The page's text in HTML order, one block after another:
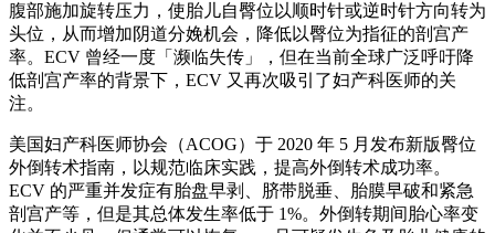
腹部施加旋转压力，使胎儿自臀位以顺时针或逆时针方向转为
头位，从而增加阴道分娩机会，降低以臀位为指征的剖宫产
率。ECV 曾经一度「濒临失传」，但在当前全球广泛呼吁降
低剖宫产率的背景下，ECV 又再次吸引了妇产科医师的关
注。
美国妇产科医师协会（ACOG）于 2020 年 5 月发布新版臀位
外倒转术指南，以规范临床实践，提高外倒转术成功率。
ECV 的严重并发症有胎盘早剥、脐带脱垂、胎膜早破和紧急
剖宫产等，但是其总体发生率低于 1%。外倒转期间胎心率变